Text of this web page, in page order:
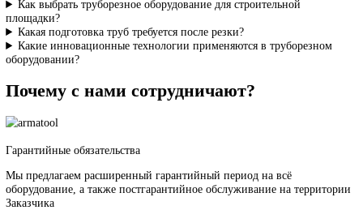
Применение современных труборезных машин повышает
производительность резки в 5-10 раз по сравнению с ручными
методами, обеспечивает высокое качество подготовки кромок,
трудозатраты на монтажные работы. Срок окупаемости
составляет 6-12 месяцев при объемах строительства от 10 км
трубопроводов в год.
Часто задаваемые вопросы
Какие типы труборезного оборудования применяются в
строительстве трубопроводов?
В чём преимущества механизированной резки труб перед